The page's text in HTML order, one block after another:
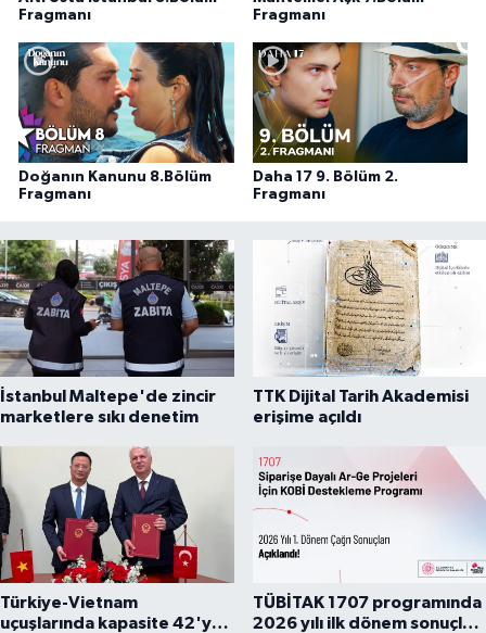
Fragmanı
Fragmanı
Doğanın Kanunu 8.Bölüm
Fragmanı
Daha 17 9. Bölüm 2.
Fragmanı
İstanbul Maltepe'de zincir
marketlere sıkı denetim
TTK Dijital Tarih Akademisi
erişime açıldı
Türkiye-Vietnam
uçuşlarında kapasite 42'ye
TÜBİTAK 1707 programında
2026 yılı ilk dönem sonuçları